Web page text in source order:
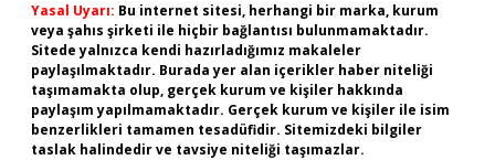
Yasal Uyarı: Bu internet sitesi, herhangi bir marka, kurum
veya şahıs şirketi ile hiçbir bağlantısı bulunmamaktadır.
Sitede yalnızca kendi hazırladığımız makaleler
paylaşılmaktadır. Burada yer alan içerikler haber niteliği
taşımamakta olup, gerçek kurum ve kişiler hakkında
paylaşım yapılmamaktadır. Gerçek kurum ve kişiler ile isim
benzerlikleri tamamen tesadüfidir. Sitemizdeki bilgiler
taslak halindedir ve tavsiye niteliği taşımazlar.